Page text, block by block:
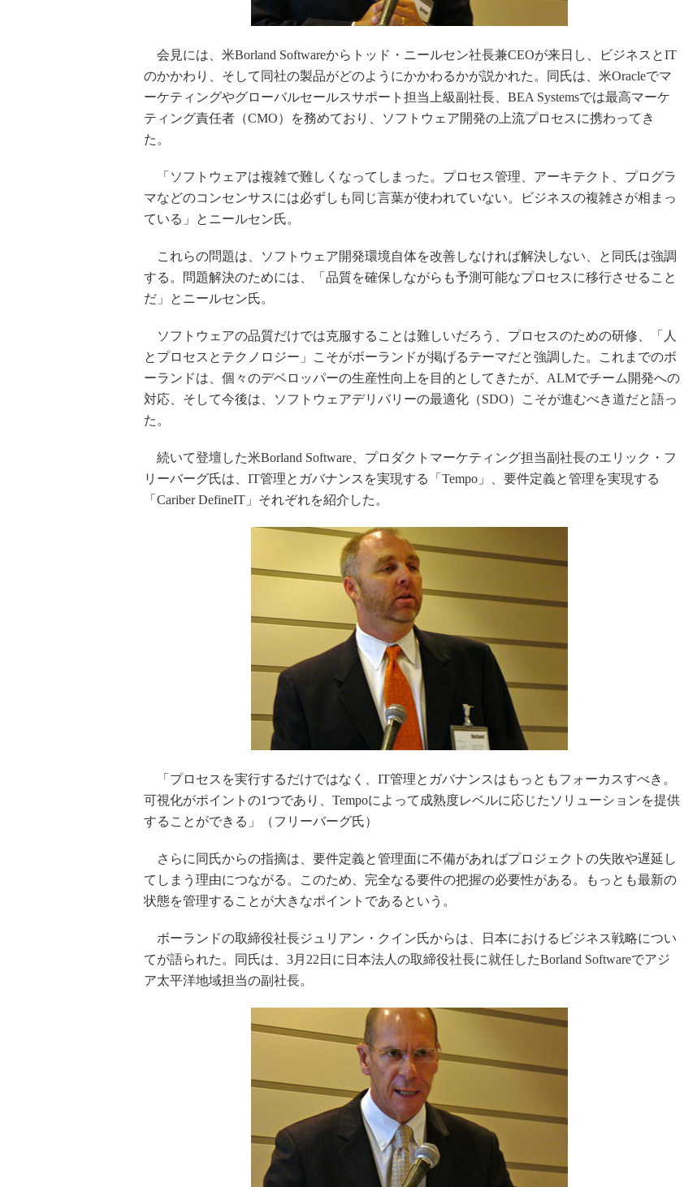
会見には、米Borland Softwareからトッド・ニールセン社長兼CEOが来日し、ビジネスとIT
のかかわり、そして同社の製品がどのようにかかわるかが説かれた。同氏は、米Oracleでマ
ーケティングやグローバルセールスサポート担当上級副社長、BEA Systemsでは最高マーケ
ティング責任者（CMO）を務めており、ソフトウェア開発の上流プロセスに携わってき
た。
「ソフトウェアは複雑で難しくなってしまった。プロセス管理、アーキテクト、プログラ
マなどのコンセンサスには必ずしも同じ言葉が使われていない。ビジネスの複雑さが相まっ
ている」とニールセン氏。
これらの問題は、ソフトウェア開発環境自体を改善しなければ解決しない、と同氏は強調
する。問題解決のためには、「品質を確保しながらも予測可能なプロセスに移行させること
だ」とニールセン氏。
ソフトウェアの品質だけでは克服することは難しいだろう、プロセスのための研修、「人
とプロセスとテクノロジー」こそがボーランドが掲げるテーマだと強調した。これまでのボ
ーランドは、個々のデベロッパーの生産性向上を目的としてきたが、ALMでチーム開発への
対応、そして今後は、ソフトウェアデリバリーの最適化（SDO）こそが進むべき道だと語っ
た。
続いて登壇した米Borland Software、プロダクトマーケティング担当副社長のエリック・フ
リーバーグ氏は、IT管理とガバナンスを実現する「Tempo」、要件定義と管理を実現する
「Cariber DefineIT」それぞれを紹介した。
「プロセスを実行するだけではなく、IT管理とガバナンスはもっともフォーカスすべき。
可視化がポイントの1つであり、Tempoによって成熟度レベルに応じたソリューションを提供
することができる」（フリーバーグ氏）
さらに同氏からの指摘は、要件定義と管理面に不備があればプロジェクトの失敗や遅延し
てしまう理由につながる。このため、完全なる要件の把握の必要性がある。もっとも最新の
状態を管理することが大きなポイントであるという。
ボーランドの取締役社長ジュリアン・クイン氏からは、日本におけるビジネス戦略につい
てが語られた。同氏は、3月22日に日本法人の取締役社長に就任したBorland Softwareでアジ
ア太平洋地域担当の副社長。